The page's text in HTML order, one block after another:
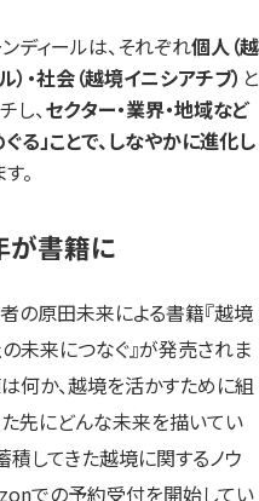
ディールは、それぞれ個人（越
・社会（越境イニシアチブ） と
し、セクター・業界・地域など
る」ことで、しなやかに進化し
。
書籍に
の原田未来による書籍『越境
の未来につなぐ』が発売されま
何か、越境を活かすために組
先にどんな未来を描いてい
積してきた越境に関するノウ
での予約受付を開始してい